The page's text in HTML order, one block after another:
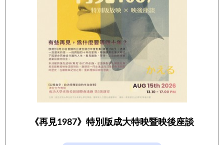
《再見1987》特別版成大特映暨映後座談